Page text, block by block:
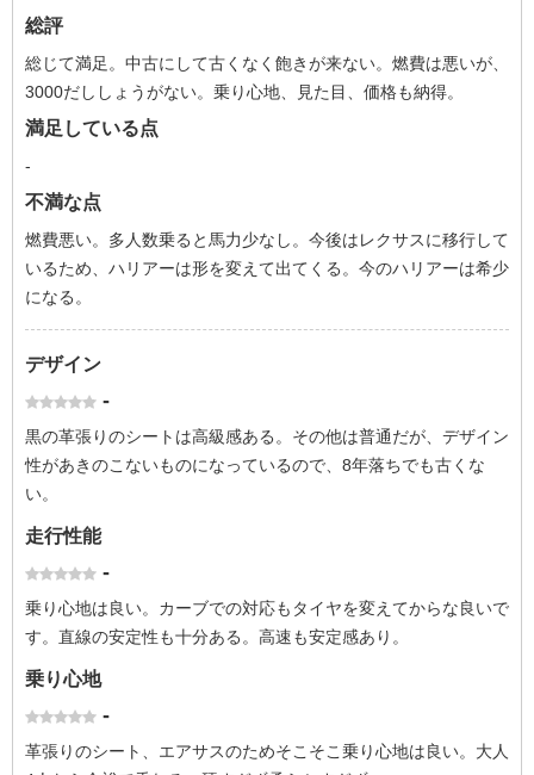
総評
総じて満足。中古にして古くなく飽きが来ない。燃費は悪いが、
3000だししょうがない。乗り心地、見た目、価格も納得。
満足している点
-
不満な点
燃費悪い。多人数乗ると馬力少なし。今後はレクサスに移行して
いるため、ハリアーは形を変えて出てくる。今のハリアーは希少
になる。
デザイン
-
黒の革張りのシートは高級感ある。その他は普通だが、デザイン
性があきのこないものになっているので、8年落ちでも古くな
い。
走行性能
-
乗り心地は良い。カーブでの対応もタイヤを変えてからな良いで
す。直線の安定性も十分ある。高速も安定感あり。
乗り心地
-
革張りのシート、エアサスのためそこそこ乗り心地は良い。大人